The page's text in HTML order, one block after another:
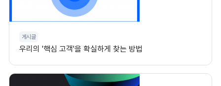
게시글
우리의 '핵심 고객'을 확실하게 찾는 방법